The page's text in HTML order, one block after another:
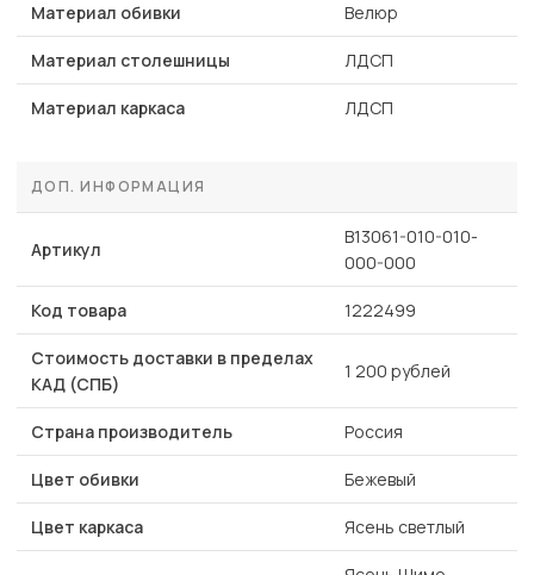
Материал обивки Велюр
Материал столешницы ЛДСП
Материал каркаса ЛДСП
ДОП. ИНФОРМАЦИЯ
Артикул
B13061-010-010-
000-000
Код товара 1222499
Стоимость доставки в пределах
КАД (СПБ)
1 200 рублей
Страна производитель Россия
Цвет обивки Бежевый
Цвет каркаса Ясень светлый